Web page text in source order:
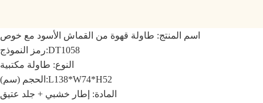
اسم المنتج: طاولة قهوة من القماش الأسود مع خوص
رمز النموذج:DT1058
النوع: طاولة مكتبية
الحجم (سم):L138*W74*H52
المادة: إطار خشبي + جلد عتيق